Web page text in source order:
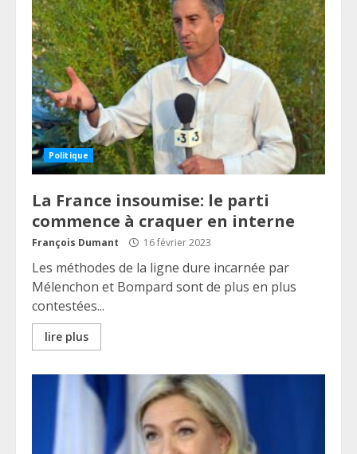
Politique
La France insoumise: le parti
commence à craquer en interne
François Dumant 16 février 2023
Les méthodes de la ligne dure incarnée par
Mélenchon et Bompard sont de plus en plus
contestées...
lire plus